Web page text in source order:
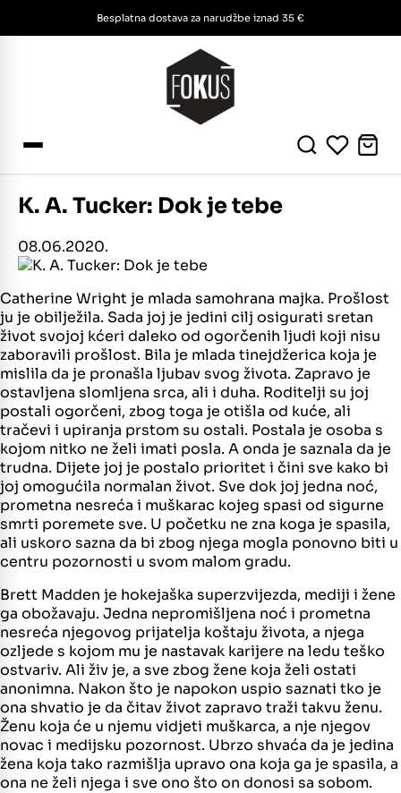
Besplatna dostava za narudžbe iznad 35 €
K. A. Tucker: Dok je tebe
08.06.2020.
Catherine Wright je mlada samohrana majka. Prošlost
ju je obilježila. Sada joj je jedini cilj osigurati sretan
život svojoj kćeri daleko od ogorčenih ljudi koji nisu
zaboravili prošlost. Bila je mlada tinejdžerica koja je
mislila da je pronašla ljubav svog života. Zapravo je
ostavljena slomljena srca, ali i duha. Roditelji su joj
postali ogorčeni, zbog toga je otišla od kuće, ali
tračevi i upiranja prstom su ostali. Postala je osoba s
kojom nitko ne želi imati posla. A onda je saznala da je
trudna. Dijete joj je postalo prioritet i čini sve kako bi
joj omogućila normalan život. Sve dok joj jedna noć,
prometna nesreća i muškarac kojeg spasi od sigurne
smrti poremete sve. U početku ne zna koga je spasila,
ali uskoro sazna da bi zbog njega mogla ponovno biti u
centru pozornosti u svom malom gradu.
Brett Madden je hokejaška superzvijezda, mediji i žene
ga obožavaju. Jedna nepromišljena noć i prometna
nesreća njegovog prijatelja koštaju života, a njega
ozljede s kojom mu je nastavak karijere na ledu teško
ostvariv. Ali živ je, a sve zbog žene koja želi ostati
anonimna. Nakon što je napokon uspio saznati tko je
ona shvatio je da čitav život zapravo traži takvu ženu.
Ženu koja će u njemu vidjeti muškarca, a nje njegov
novac i medijsku pozornost. Ubrzo shvaća da je jedina
žena koja tako razmišlja upravo ona koja ga je spasila, a
ona ne želi njega i sve ono što on donosi sa sobom.